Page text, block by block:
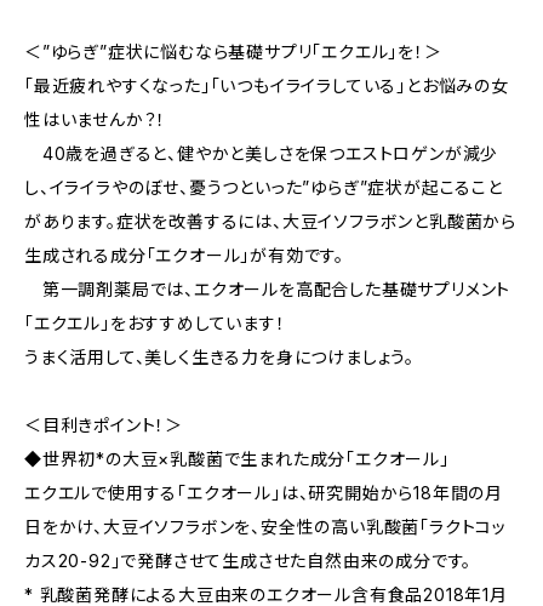
＜”ゆらぎ”症状に悩むなら基礎サプリ「エクエル」を！＞
「最近疲れやすくなった」「いつもイライラしている」とお悩みの女
性はいませんか？！
40歳を過ぎると、健やかと美しさを保つエストロゲンが減少
し、イライラやのぼせ、憂うつといった”ゆらぎ”症状が起こること
があります。症状を改善するには、大豆イソフラボンと乳酸菌から
生成される成分「エクオール」が有効です。
第一調剤薬局では、エクオールを高配合した基礎サプリメント
「エクエル」をおすすめしています！
うまく活用して、美しく生きる力を身につけましょう。
＜目利きポイント！＞
◆世界初*の大豆×乳酸菌で生まれた成分「エクオール」
エクエルで使用する「エクオール」は、研究開始から18年間の月
日をかけ、大豆イソフラボンを、安全性の高い乳酸菌「ラクトコッ
カス20-92」で発酵させて生成させた自然由来の成分です。
* 乳酸菌発酵による大豆由来のエクオール含有食品2018年1月